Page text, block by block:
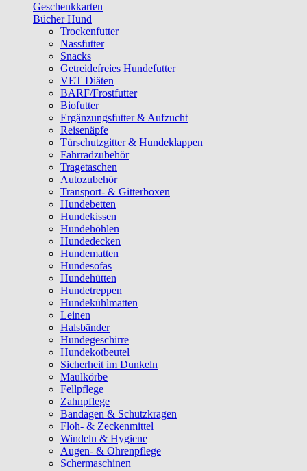
Geschenkkarten
Bücher Hund
Trockenfutter
Nassfutter
Snacks
Getreidefreies Hundefutter
VET Diäten
BARF/Frostfutter
Biofutter
Ergänzungsfutter & Aufzucht
Reisenäpfe
Türschutzgitter & Hundeklappen
Fahrradzubehör
Tragetaschen
Autozubehör
Transport- & Gitterboxen
Hundebetten
Hundekissen
Hundehöhlen
Hundedecken
Hundematten
Hundesofas
Hundehütten
Hundetreppen
Hundekühlmatten
Leinen
Halsbänder
Hundegeschirre
Hundekotbeutel
Sicherheit im Dunkeln
Maulkörbe
Fellpflege
Zahnpflege
Bandagen & Schutzkragen
Floh- & Zeckenmittel
Windeln & Hygiene
Augen- & Ohrenpflege
Schermaschinen